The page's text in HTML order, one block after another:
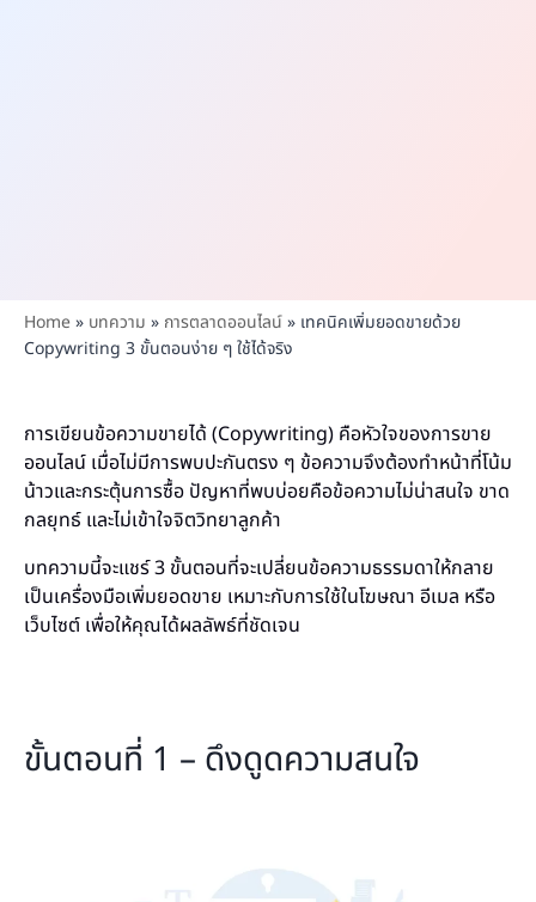
Home» บทความ » การตลาดออนไลน์» เทคนิคเพิ่มยอดขายด้วย
Copywriting 3 ขั้นตอนง่าย ๆ ใช้ได้จริง
การเขียนข้อความขายได้ (Copywriting) คือหัวใจของการขาย
ออนไลน์ เมื่อไม่มีการพบปะกันตรง ๆ ข้อความจึงต้องทำหน้าที่โน้ม
น้าวและกระตุ้นการซื้อ ปัญหาที่พบบ่อยคือข้อความไม่น่าสนใจ ขาด
กลยุทธ์ และไม่เข้าใจจิตวิทยาลูกค้า
บทความนี้จะแชร์ 3 ขั้นตอนที่จะเปลี่ยนข้อความธรรมดาให้กลาย
เป็นเครื่องมือเพิ่มยอดขาย เหมาะกับการใช้ในโฆษณา อีเมล หรือ
เว็บไซต์ เพื่อให้คุณได้ผลลัพธ์ที่ชัดเจน
ขั้นตอนที่ 1 – ดึงดูดความสนใจ